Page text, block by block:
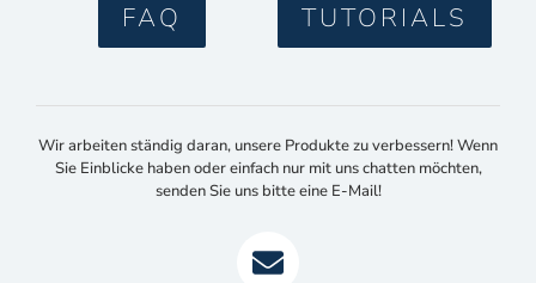
FAQ TUTORIALS
Wir arbeiten ständig daran, unsere Produkte zu verbessern! Wenn
Sie Einblicke haben oder einfach nur mit uns chatten möchten,
senden Sie uns bitte eine E-Mail!